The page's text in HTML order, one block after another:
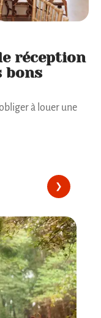
réception
bons
à louer une